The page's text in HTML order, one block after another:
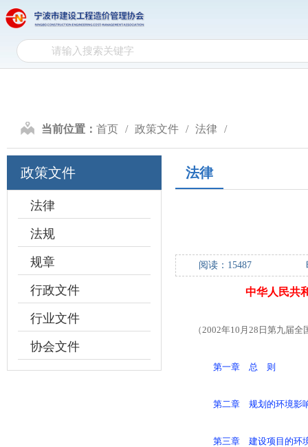
网站首页
网
当前位置： 首页 政策文件 法律
政策文件
法律
法规
规章
行政文件
行业文件
协会文件
法律
阅读： 15487
中华人民共
（2002年10月28日第九届全
第一章 总 则
第二章 规划的环境影
第三章 建设项目的环